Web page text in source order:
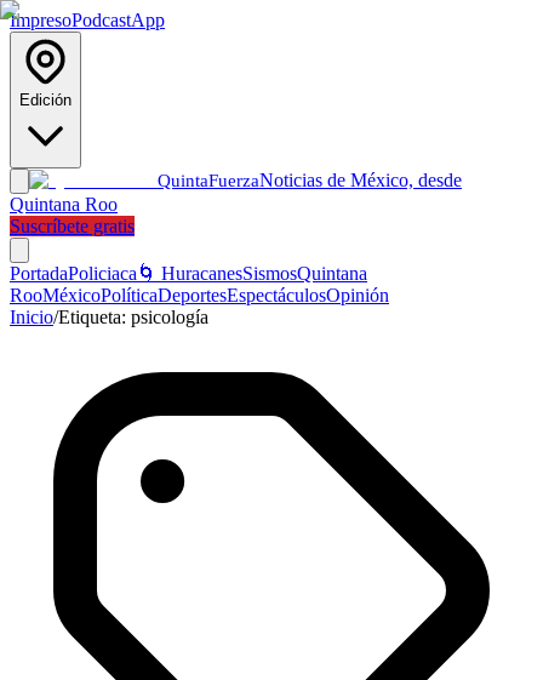
ImpresoPodcastApp
Edición
QuintaFuerzaNoticias de México, desde
Quintana Roo
Suscríbete gratis
PortadaPoliciaca 🌀 HuracanesSismosQuintana
RooMéxicoPolíticaDeportesEspectáculosOpinión
Inicio/Etiqueta: psicología